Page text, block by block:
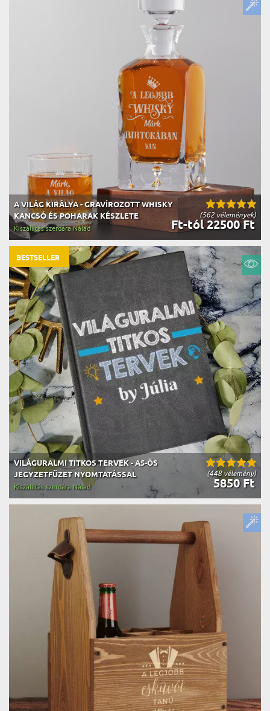
(562 vélemények)
A VILÁG KIRÁLYA - GRAVÍROZOTT WHISKY
KANCSÓ ÉS POHARAK KÉSZLETE
Ft-tól 22500 Ft
Kiszállítás szerdára Nálad
(448 vélemény)
VILÁGURALMI TITKOS TERVEK - A5-ÖS
JEGYZETFÜZET NYOMTATÁSSAL
5850 Ft
Kiszállítás szerdára Nálad
BESTSELLER